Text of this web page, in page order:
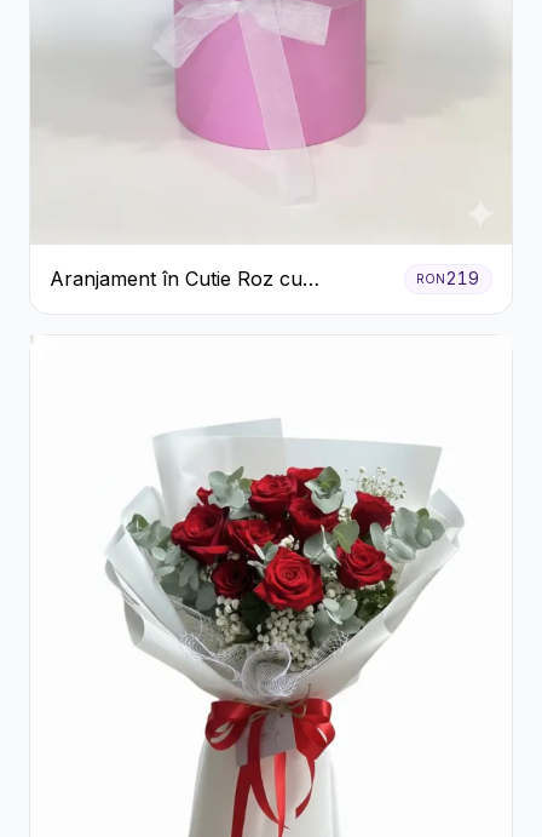
Aranjament în Cutie Roz cu
Crizanteme Albe și Lila
RON219